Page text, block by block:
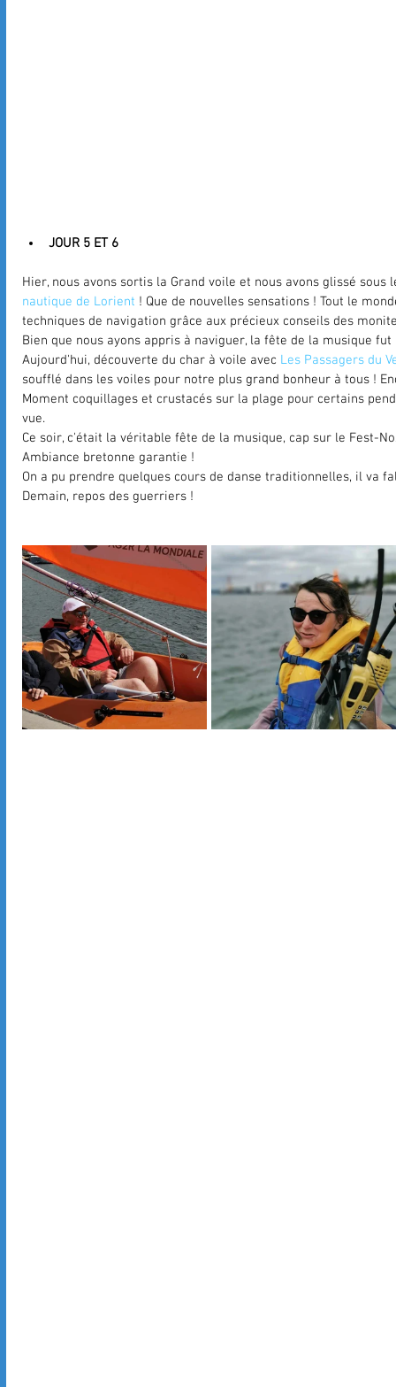
JOUR 5 ET 6
Hier, nous avons sortis la Grand voile et nous avons glissé sous
nautique de Lorient ! Que de nouvelles sensations ! Tout le
techniques de navigation grâce aux précieux conseils des
Bien que nous ayons appris à naviguer, la fête de la musique
Aujourd'hui, découverte du char à voile avec Les Passagers du
soufflé dans les voiles pour notre plus grand bonheur à tous !
Moment coquillages et crustacés sur la plage pour certains
vue.
Ce soir, c'était la véritable fête de la musique, cap sur le Fest-
Ambiance bretonne garantie !
On a pu prendre quelques cours de danse traditionnelles, il va
Demain, repos des guerriers !